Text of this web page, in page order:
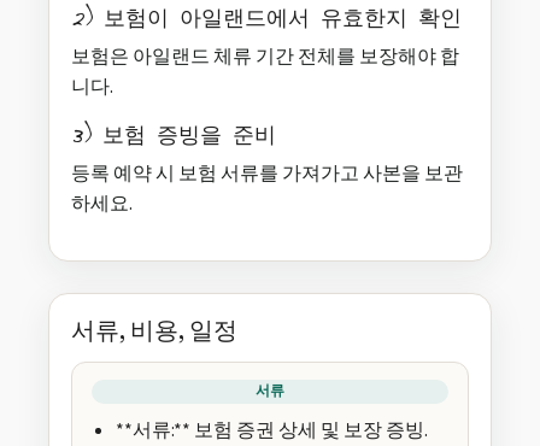
2) 보험이 아일랜드에서 유효한지 확인
보험은 아일랜드 체류 기간 전체를 보장해야 합
니다.
3) 보험 증빙을 준비
등록 예약 시 보험 서류를 가져가고 사본을 보관
하세요.
서류, 비용, 일정
서류
**서류:** 보험 증권 상세 및 보장 증빙.